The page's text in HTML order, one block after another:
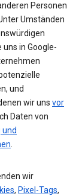
Personen
Umständen
in Google-
und
wir uns vor
Daten von
wir
, Pixel-Tags,